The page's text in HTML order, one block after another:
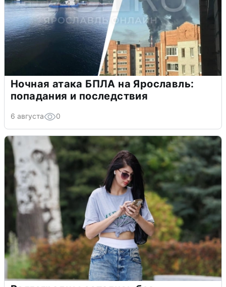
Ночная атака БПЛА на Ярославль:
попадания и последствия
6 августа 0